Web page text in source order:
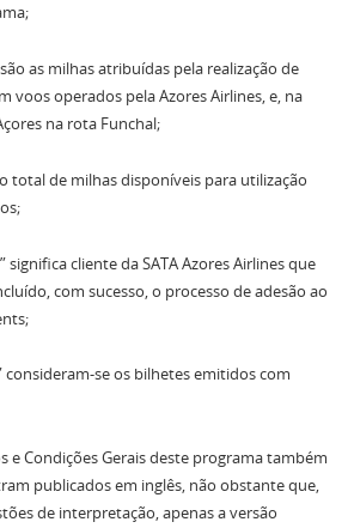
as milhas atribuídas pela realização de
voos operados pela Azores Airlines, e, na
na rota Funchal;
o total de milhas disponíveis para utilização
significa cliente da SATA Azores Airlines que
com sucesso, o processo de adesão ao
consideram-se os bilhetes emitidos com
e Condições Gerais deste programa também
publicados em inglês, não obstante que,
de interpretação, apenas a versão